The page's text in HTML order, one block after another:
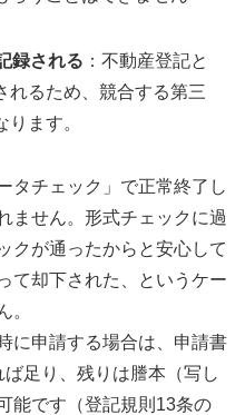
録される ：不動産登記と
れるため、競合する第三
ます。
タチェック」で正常終了し
ません。形式チェックに過
クが通ったからと安心して
て却下された、というケー
。
に申請する場合は、申請書
足り、残りは謄本（写し
能です（登記規則13条の